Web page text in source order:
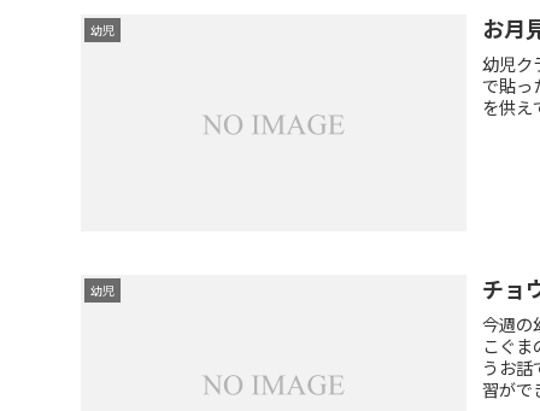
幼児 お月
幼児ク
で貼っ
を供
幼児 チョ
今週の
こぐ
うお
習がで